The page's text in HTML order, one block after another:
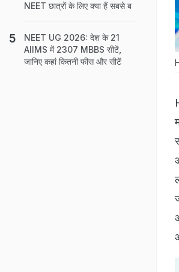
NEET छात्रों के लिए क्या हैं सबसे ब
NEET UG 2026: देश के 21
AIIMS में 2307 MBBS सीटें,
जानिए कहां कितनी फीस और सीटें